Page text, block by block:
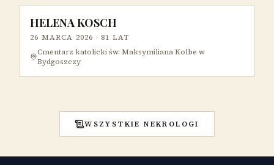
HELENA KOSCH
26 MARCA 2026 · 81 LAT
Cmentarz katolicki św. Maksymiliana Kolbe w
Bydgoszczy
WSZYSTKIE NEKROLOGI